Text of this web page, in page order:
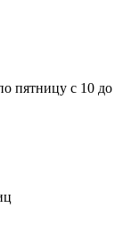
пятницу с 10 до